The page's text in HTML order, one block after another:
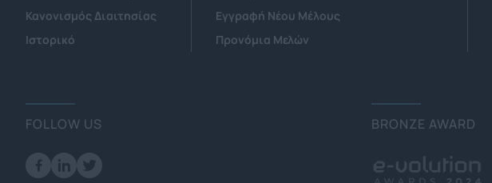
Κανονισμός Διαιτησίας
Ιστορικό
Εγγραφή Νέου Μέλους
Προνόμια Μελών
FOLLOW US BRONZE AWARD